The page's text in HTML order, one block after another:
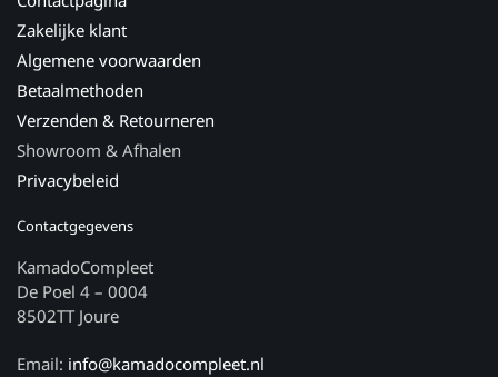
Zakelijke klant
Algemene voorwaarden
Betaalmethoden
Verzenden & Retourneren
Showroom & Afhalen
Privacybeleid
Contactgegevens
KamadoCompleet
De Poel 4 – 0004
8502TT Joure
Email: info@kamadocompleet.nl